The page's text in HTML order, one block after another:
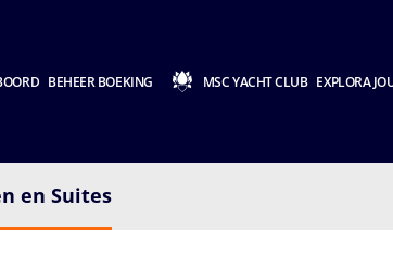
BEHEER BOEKING MSC YACHT CLUB EXPLORA
en Suites